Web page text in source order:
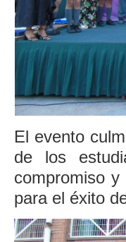
El evento
de los
compromiso
para el éxito